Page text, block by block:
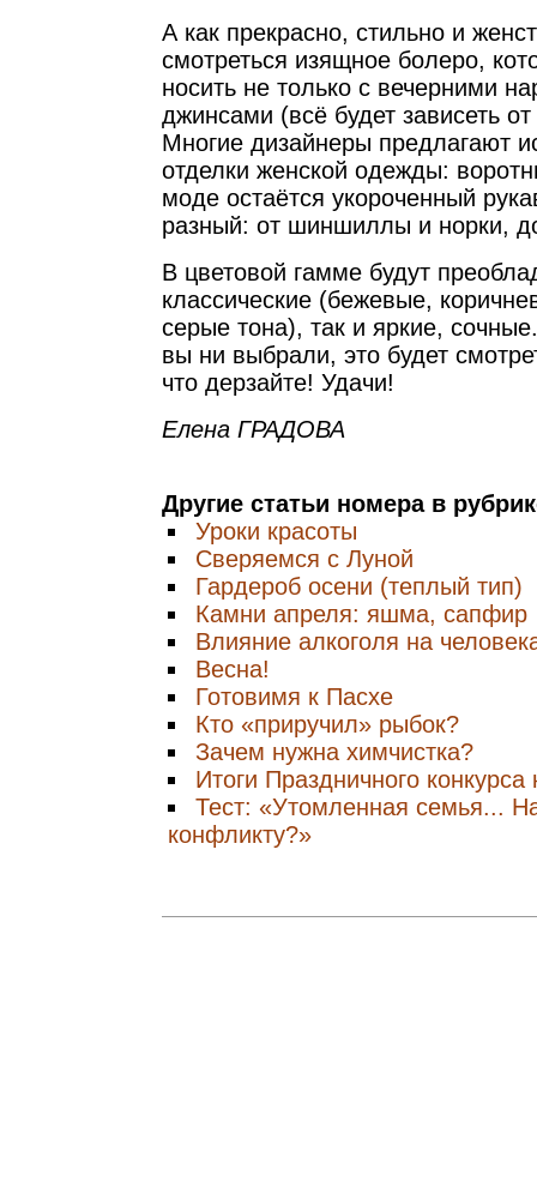
А как прекрасно, стильно и
смотреться изящное болеро,
носить не только с вечерними
джинсами (всё будет зависеть
Многие дизайнеры предлагают
отделки женской одежды:
моде остаётся укороченный
разный: от шиншиллы и норки,
В цветовой гамме будут
классические (бежевые,
серые тона), так и яркие,
вы ни выбрали, это будет
что дерзайте! Удачи!
Елена ГРАДОВА
Другие статьи номера в
Уроки красоты
Сверяемся с Луной
Гардероб осени (теплый тип)
Камни апреля: яшма, сапфир
Влияние алкоголя на
Весна!
Готовимя к Пасхе
Кто «приручил» рыбок?
Зачем нужна химчистка?
Итоги Праздничного конкурса
Тест: «Утомленная семья...
конфликту?»